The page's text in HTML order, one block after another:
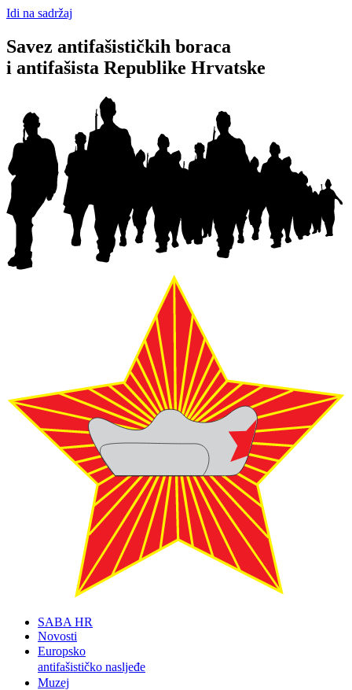
Idi na sadržaj
Savez antifašističkih boraca
i antifašista Republike Hrvatske
SABA HR
Novosti
Europsko
antifašističko nasljeđe
Muzej